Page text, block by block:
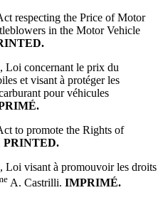
respecting the Price of Motor
in the Motor Vehicle
Loi concernant le prix du
et visant à protéger les
pour véhicules
to promote the Rights of
PRINTED.
Loi visant à promouvoir les droits
A. Castrilli. IMPRIMÉ.